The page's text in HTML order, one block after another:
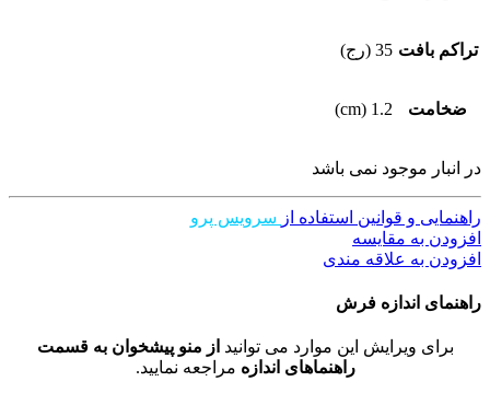
تراکم بافت 35 (رج)
ضخامت 1.2 (cm)
در انبار موجود نمی باشد
راهنمایی و قوانین استفاده از سرویس پرو
افزودن به مقایسه
افزودن به علاقه مندی
راهنمای اندازه فرش
برای ویرایش این موارد می توانید از منو پیشخوان به قسمت
راهنماهای اندازه مراجعه نمایید.